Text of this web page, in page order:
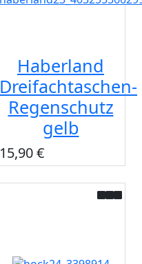
Haberland
Dreifachtaschen-
Regenschutz
gelb
15,90 €